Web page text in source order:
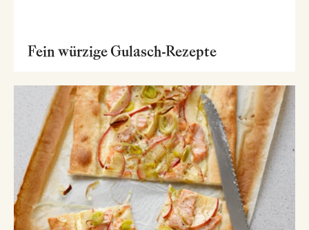
Fein würzige Gulasch-Rezepte